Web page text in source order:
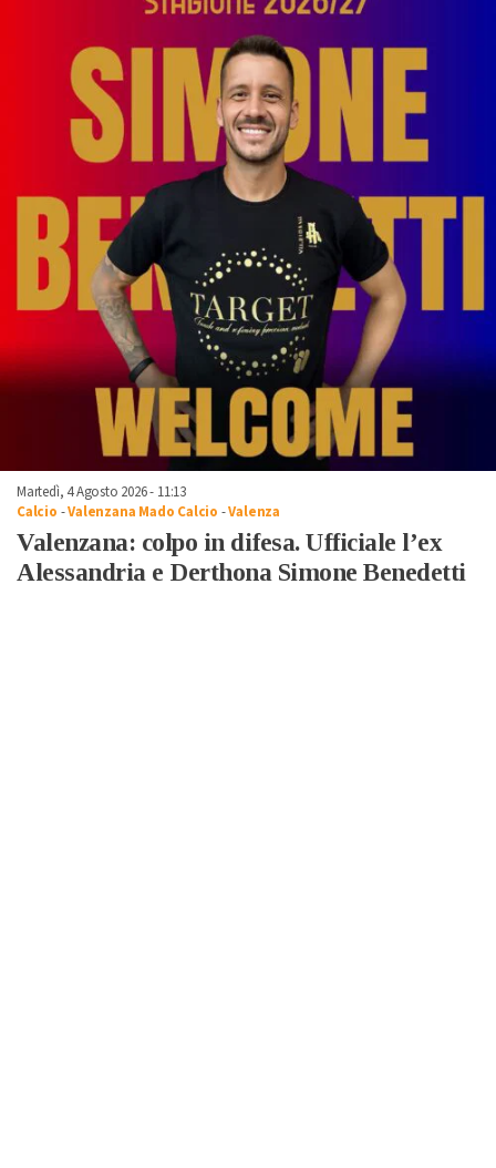
Martedì, 4 Agosto 2026 - 11:13
Calcio -Valenzana Mado Calcio -Valenza
Valenzana: colpo in difesa. Ufficiale l’ex
Alessandria e Derthona Simone Benedetti